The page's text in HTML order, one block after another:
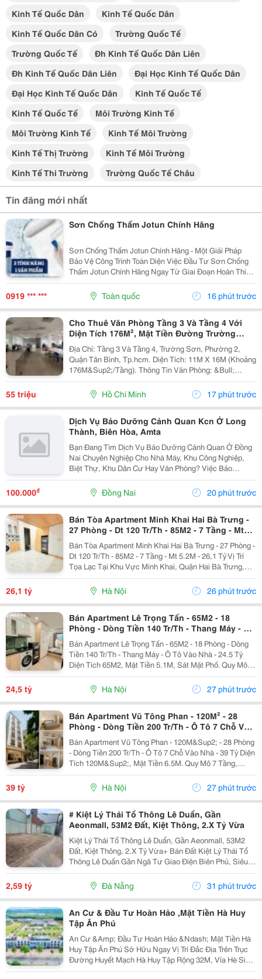
Kinh Tế Quốc Dân
Kinh Tế Quốc Dân
Kinh Tế Quốc Dân Có
Trường Quốc Tế
Trường Quốc Tế
Đh Kinh Tế Quốc Dân Liên
Đh Kinh Tế Quốc Dân Liên
Đại Học Kinh Tế Quốc Dân
Đại Học Kinh Tế Quốc Dân
Kinh Tế Quốc Tế
Kinh Tế Quốc Tế
Môi Trường Kinh Tế
Môi Trường Kinh Tế
Kinh Tế Môi Trường
Kinh Tế Thị Trường
Kinh Tế Môi Trường
Kinh Tế Thi Trường
Trường Quốc Tế Châu
Tin đăng mới nhất
Sơn Chống Thấm Jotun Chính Hãng
Sơn Chống Thấm Jotun Chính Hãng - Một Giải Pháp
Bảo Vệ Công Trình Toàn Diện Việc Đầu Tư Sơn Chống
Thấm Jotun Chính Hãng Ngay Từ Giai Đoạn Hoàn Thiện
Là Giải Pháp Kinh Tế Và Bền Vững Nhất Để Bảo Vệ
Ngôi Nhà Khỏi Tác Động Của Thời Tiết. Với Khả
Năng...
0919 *** *** Toàn quốc 16 phút trước
Cho Thuê Văn Phòng Tầng 3 Và Tầng 4 Với
Diện Tích 176M², Mặt Tiền Đường Trường
Sơn, Tân Bình
Địa Chỉ: Tầng 3 Và Tầng 4, Trường Sơn, Phường 2,
Quận Tân Bình, Tp.hcm. Diện Tích: 11M X 16M (Khoảng
176M&Sup2;/Tầng). Thông Tin Văn Phòng: &Bull;
Không Gian Rộng, Bố Trí Linh Hoạt, Phù Hợp Từ 30 Đến
50 Nhân Sự. &Bull; Thiết Kế Mở, Tạo Môi...
55 triệu Hồ Chí Minh 17 phút trước
Dịch Vụ Bảo Dưỡng Cảnh Quan Kcn Ở Long
Thành, Biên Hòa, Amta
Bạn Đang Tìm Dịch Vụ Bảo Dưỡng Cảnh Quan Ở Đồng
Nai Chuyên Nghiệp Cho Nhà Máy, Khu Công Nghiệp,
Biệt Thự, Khu Dân Cư Hay Văn Phòng? Việc Bảo
Dưỡng Định Kỳ Giúp Duy Trì Vẻ Đẹp Cảnh Quan, Đảm
Bảo Cây Xanh Phát Triển Khỏe Mạnh Và Nâng Cao Hình
Ảnh Cho...
100.000₫ Đồng Nai 20 phút trước
Bán Tòa Apartment Minh Khai Hai Bà Trưng -
27 Phòng - Dt 120 Tr/Th - 85M2 - 7 Tầng - Mt
5.2M - 26,1 Tỷ
Bán Tòa Apartment Minh Khai Hai Bà Trưng - 27 Phòng -
Dt 120 Tr/Th - 85M2 - 7 Tầng - Mt 5.2M - 26,1 Tỷ Vị Trí
Tọa Lạc Tại Khu Vực Minh Khai, Quận Hai Bà Trưng,
Cách Ô Tô Tránh Chỉ Khoảng 15M. Kết Nối Thuận Tiện
Minh Khai, Tam Trinh, Mai Động...
26,1 tỷ Hà Nội 26 phút trước
Bán Apartment Lê Trọng Tấn - 65M2 - 18
Phòng - Dòng Tiền 140 Tr/Th - Thang Máy - Ô
Tô Vào Nhà - 24.5 Tỷ
Bán Apartment Lê Trọng Tấn - 65M2 - 18 Phòng - Dòng
Tiền 140 Tr/Th - Thang Máy - Ô Tô Vào Nhà - 24.5 Tỷ
Diện Tích 65M2, Mặt Tiền 5.1M, Sát Mặt Phố. Quy Mô 7
Tầng, Thang Máy, Gồm 18 Phòng Khép Kín Full Nội
Thất, Có Thể Nâng Lên 19...
24,5 tỷ Hà Nội 27 phút trước
Bán Apartment Vũ Tông Phan - 120M² - 28
Phòng - Dòng Tiền 200 Tr/Th - Ô Tô 7 Chỗ Vào
Nhà - 39 Tỷ
Bán Apartment Vũ Tông Phan - 120M&Sup2; - 28 Phòng
- Dòng Tiền 200 Tr/Th - Ô Tô 7 Chỗ Vào Nhà - 39 Tỷ Diện
Tích 120M&Sup2;, Mặt Tiền 6.5M. Quy Mô 7 Tầng,
Thiết Kế 28 Phòng Khép Kín, Full Nội Thất Cao Cấp.
Tầng 1 Để Xe; Tầng 2-6 Mỗi Tầng 5...
39 tỷ Hà Nội 27 phút trước
# Kiệt Lý Thái Tổ Thông Lê Duẩn, Gần
Aeonmall, 53M2 Đất, Kiệt Thông, 2.X Tỷ Vừa
Kiệt Lý Thái Tổ Thông Lê Duẩn, Gần Aeonmall, 53M2
Đất, Kiệt Thông, 2.X Tỷ Vừa+ Bán Đất Kiệt Lý Thái Tổ
Thông Lê Duẩn Gần Ngã Tư Giao Điện Biên Phủ, Siêu
Thị Nguyễn Kim, Aeonmall&Hellip;+ Dt 53M2, Mặt Tiền
Rộng 11M Xây Nhà Cực Thoáng Đẹp+ Giá Bán...
2,59 tỷ Đà Nẵng 31 phút trước
An Cư & Đầu Tư Hoàn Hảo ,Mặt Tiền Hà Huy
Tập Ân Phú
An Cư &Amp; Đầu Tư Hoàn Hảo &Ndash; Mặt Tiền Hà
Huy Tập Ân Phú Sở Hữu Ngay Vị Trí Đắc Địa Trên Trục
Đường Huyết Mạch Hà Huy Tập Rộng 32M, Vỉa Hè Siêu
Thoáng 20M &Ndash; Tâm Điểm Kinh Doanh &Amp;